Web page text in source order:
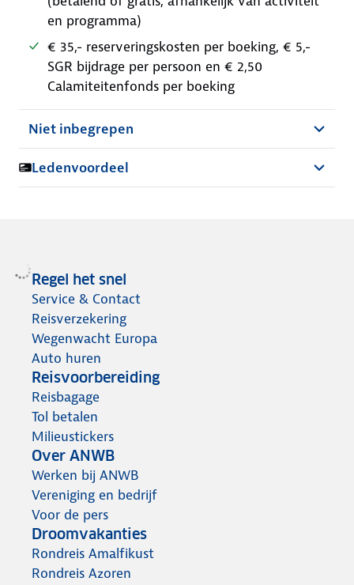
en programma)
€ 35,- reserveringskosten per boeking, € 5,-
SGR bijdrage per persoon en € 2,50
Calamiteitenfonds per boeking
Niet inbegrepen
Ledenvoordeel
Regel het snel
Service & Contact
Reisverzekering
Wegenwacht Europa
Auto huren
Reisvoorbereiding
Reisbagage
Tol betalen
Milieustickers
Over ANWB
Werken bij ANWB
Vereniging en bedrijf
Voor de pers
Droomvakanties
Rondreis Amalfikust
Rondreis Azoren